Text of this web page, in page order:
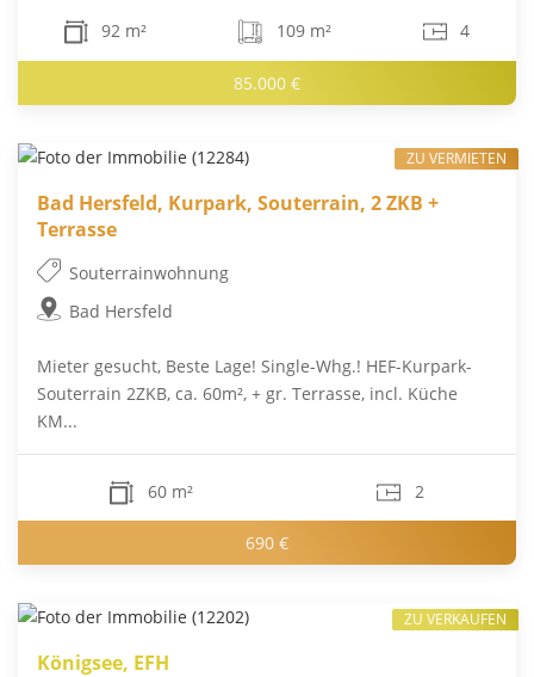
92 m² 109 m² 4
85.000 €
Bad Hersfeld, Kurpark, Souterrain, 2 ZKB +
Terrasse
Souterrainwohnung
Bad Hersfeld
Mieter gesucht, Beste Lage! Single-Whg.! HEF-Kurpark-
Souterrain 2ZKB, ca. 60m², + gr. Terrasse, incl. Küche
KM...
60 m² 2
690 €
ZU VERMIETEN
Königsee, EFH
ZU VERKAUFEN